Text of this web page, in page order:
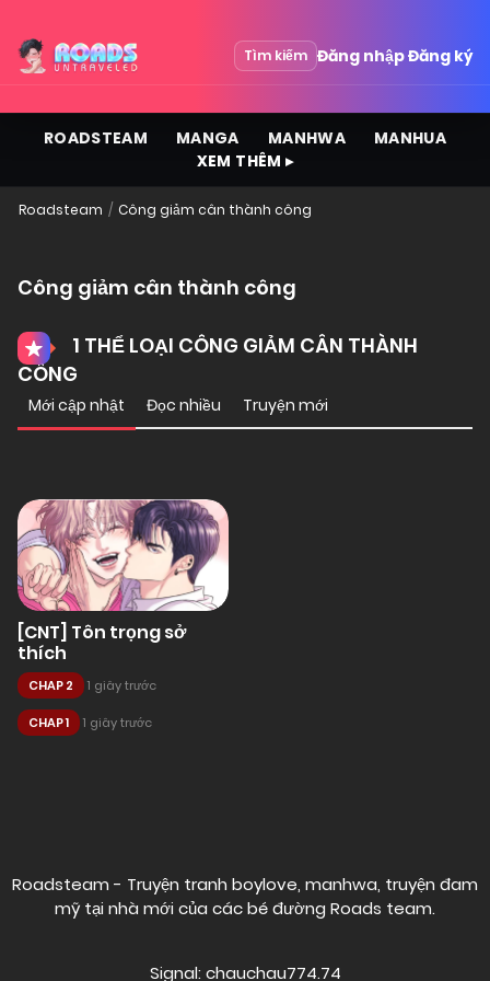
Tìm kiếm Đăng nhậpĐăng ký
ROADSTEAM MANGA MANHWA
MANHUA
XEM THÊM ▸
Roadsteam Công giảm cân thành công
Công giảm cân thành công
1 THỂ LOẠI CÔNG GIẢM CÂN THÀNH
CÔNG
Mới cập nhật Đọc nhiều Truyện mới
[CNT] Tôn trọng sở
thích
CHAP 2 1 giây trước
CHAP 1 1 giây trước
Roadsteam - Truyện tranh boylove, manhwa, truyện đam
mỹ tại nhà mới của các bé đường Roads team.
Signal: chauchau774.74